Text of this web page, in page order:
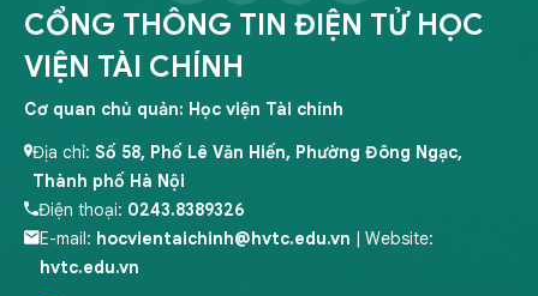
CỔNG THÔNG TIN ĐIỆN TỬ HỌC
VIỆN TÀI CHÍNH
Cơ quan chủ quản: Học viện Tài chính
Địa chỉ: Số 58, Phố Lê Văn Hiến, Phường Đông Ngạc,
Thành phố Hà Nội
Điện thoại: 0243.8389326
E-mail: hocvientaichinh@hvtc.edu.vn
| Website:
hvtc.edu.vn